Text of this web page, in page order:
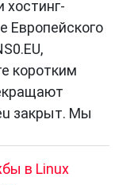
хостинг-
Европейского
коротким
закрыт. Мы
в Linux